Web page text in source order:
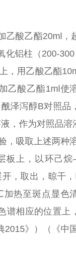
乙酸乙酯20ml，
化铝柱（200-
，用乙酸乙酯
乙酸乙酯1ml使
泽泻醇B对照品
，作为对照品溶
，吸取上述两种
板上，以环己烷
，取出，晾干
热至斑点显色
谱相应的位置上
2015》）（《中